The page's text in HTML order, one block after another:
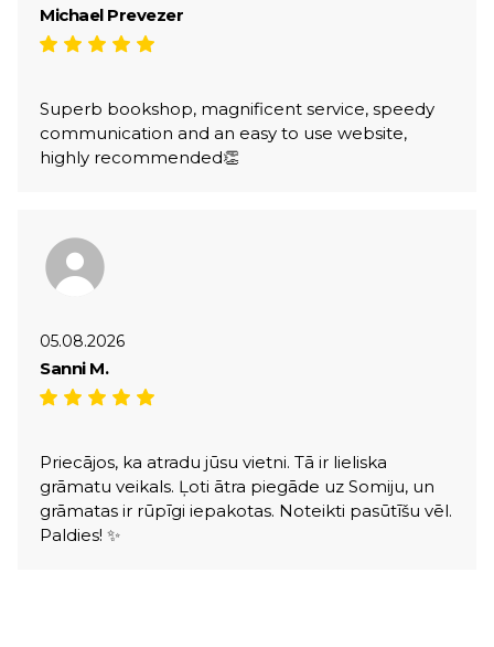
Michael Prevezer
Superb bookshop, magnificent service, speedy
communication and an easy to use website,
highly recommended👏
05.08.2026
Sanni M.
Priecājos, ka atradu jūsu vietni. Tā ir lieliska
grāmatu veikals. Ļoti ātra piegāde uz Somiju, un
grāmatas ir rūpīgi iepakotas. Noteikti pasūtīšu vēl.
Paldies! ✨